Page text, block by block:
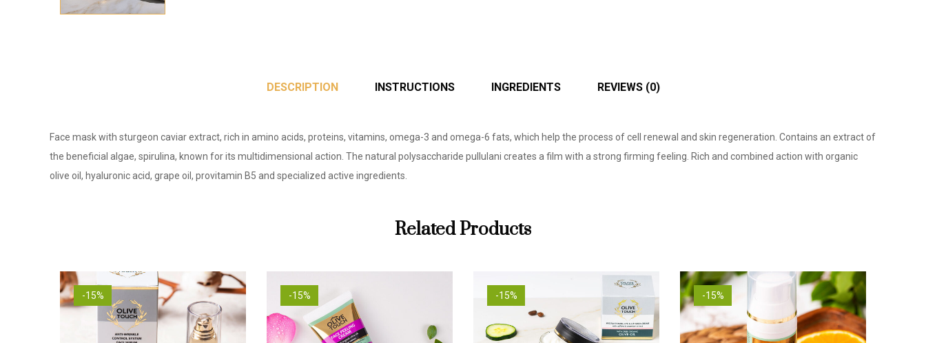
DESCRIPTION INSTRUCTIONS INGREDIENTS REVIEWS (0)
Face mask with sturgeon caviar extract, rich in amino acids, proteins, vitamins, omega-3 and omega-6 fats, which help the process of cell renewal and skin regeneration. Contains an extract of
the beneficial algae, spirulina, known for its multidimensional action. The natural polysaccharide pullulani creates a film with a strong firming feeling. Rich and combined action with organic
olive oil, hyaluronic acid, grape oil, provitamin B5 and specialized active ingredients.
Related Products
-15% -15% -15% -15%